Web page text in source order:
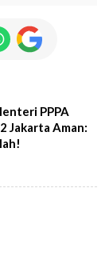
PPPA
Jakarta Aman: